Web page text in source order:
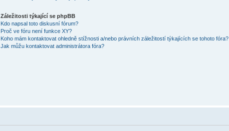
Záležitosti týkající se phpBB
Kdo napsal toto diskusní fórum?
Proč ve fóru není funkce XY?
Koho mám kontaktovat ohledně stížnosti a/nebo právních záležitostí týkajících se tohoto fóra?
Jak můžu kontaktovat administrátora fóra?